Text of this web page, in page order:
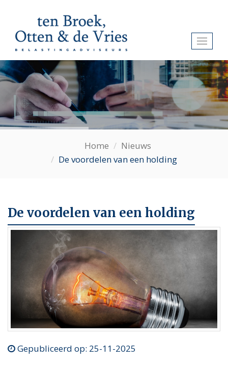
Home
Nieuws
De voordelen van een holding
De voordelen van een holding
Gepubliceerd op: 25-11-2025